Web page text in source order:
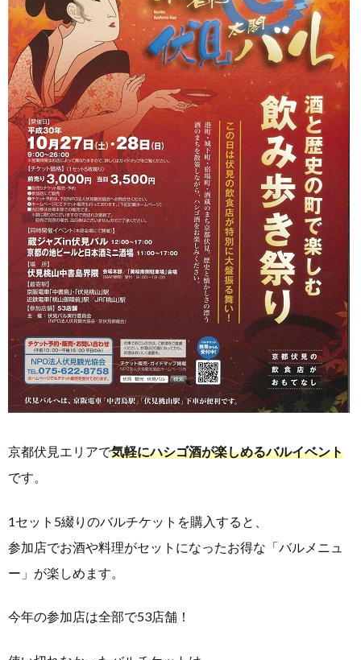
京都伏見エリアで気軽にハシゴ酒が楽しめるバルイベント
です。
1セット5綴りのバルチケットを購入すると、
参加店でお酒や料理がセットになったお得な「バルメニュ
ー」が楽しめます。
今年の参加店は全部で53店舗！